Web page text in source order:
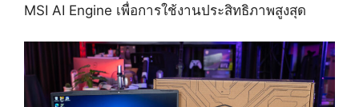
MSI AI Engine เพื่อการใช้งานประสิทธิภาพสูงสุด